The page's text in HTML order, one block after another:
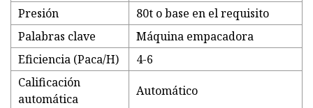
Presión
80t o base en el requisito
Palabras clave
Máquina empacadora
Eficiencia (Paca/H)
4-6
Calificación
automática
Automático